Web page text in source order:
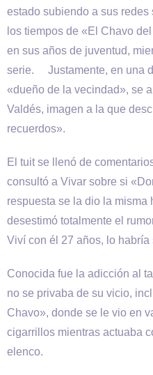
estado subiendo a sus
los tiempos de «El Chavo
en sus años de juventud,
serie. Justamente, en una
«dueño de la vecindad», se
Valdés, imagen a la que
recuerdos».
El tuit se llenó de
consultó a Vivar sobre si
respuesta se la dio la misma
desestimó totalmente el
Viví con él 27 años, lo habría
Conocida fue la adicción al
no se privaba de su vicio,
Chavo», donde se le vio en
cigarrillos mientras actuaba
elenco.